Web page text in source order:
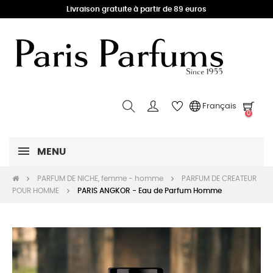
Livraison gratuite à partir de 89 euros
Français
0
MENU
PARFUM DE NICHE, femme - homme
PARFUM DE CREATEUR
POUR HOMME
PARIS ANGKOR - Eau de Parfum Homme